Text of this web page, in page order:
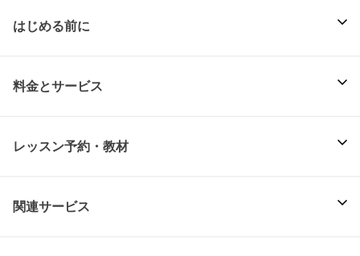
はじめる前に
料金とサービス
レッスン予約・教材
関連サービス